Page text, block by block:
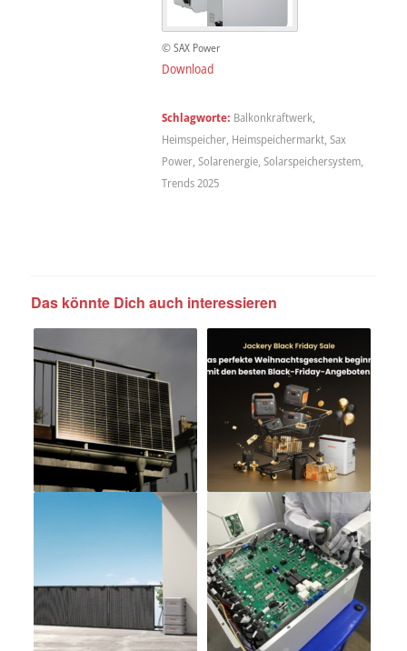
© SAX Power
Download
Schlagworte: Balkonkraftwerk,
Heimspeicher, Heimspeichermarkt, Sax
Power, Solarenergie, Solarspeichersystem,
Trends 2025
Das könnte Dich auch interessieren